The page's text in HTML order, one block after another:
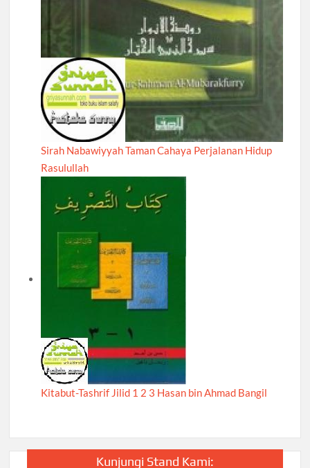
Sirah Nabawiyyah Taman Cahaya Perjalanan Hidup
Rasulullah
Kitabut-Tashrif Jilid 1 2 3 Hasan bin Ahmad Bangil
Kunjungi Stand Kami: